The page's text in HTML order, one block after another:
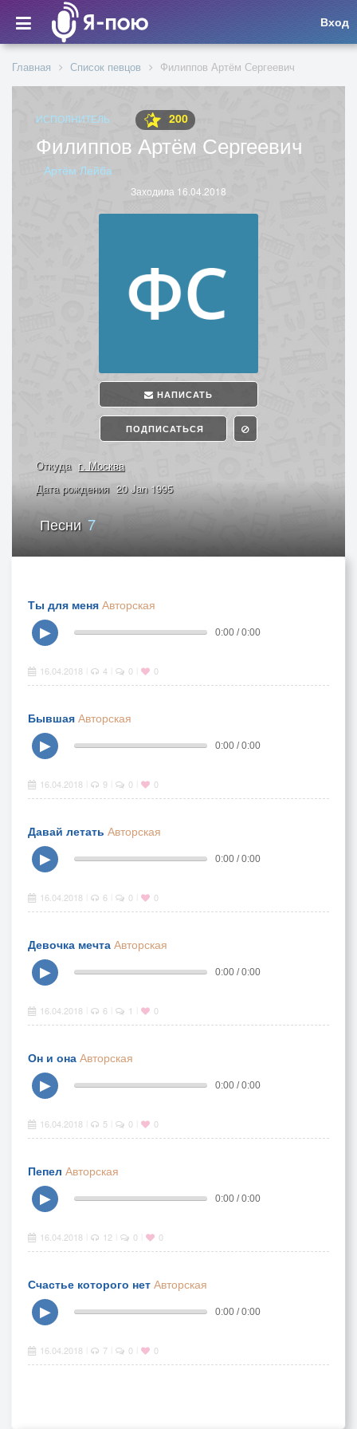
Вход
Главная Список певцов Филиппов Артём Сергеевич
ИСПОЛНИТЕЛЬ 200
Филиппов Артём Сергеевич
Артём Лейба
Заходила 16.04.2018
НАПИСАТЬ
ПОДПИСАТЬСЯ
Откуда г. Москва
Дата рождения 20 Jan 1995
Песни 7
Ты для меня Авторская
▶
0:00 / 0:00
16.04.2018 4 0 0
Бывшая Авторская
▶
0:00 / 0:00
16.04.2018 9 0 0
Давай летать Авторская
▶
0:00 / 0:00
16.04.2018 6 0 0
Девочка мечта Авторская
▶
0:00 / 0:00
16.04.2018 6 1 0
Он и она Авторская
▶
0:00 / 0:00
16.04.2018 5 0 0
Пепел Авторская
▶
0:00 / 0:00
16.04.2018 12 0 0
Счастье которого нет Авторская
▶
0:00 / 0:00
16.04.2018 7 0 0